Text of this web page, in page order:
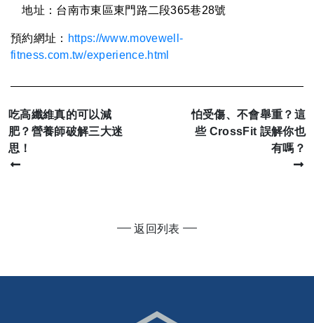
地址：台南市東區東門路二段365巷28號
預約網址： https://www.movewell-
fitness.com.tw/experience.html
吃高纖維真的可以減
肥？營養師破解三大迷
思！
怕受傷、不會舉重？這
些 CrossFit 誤解你也
有嗎？
返回列表